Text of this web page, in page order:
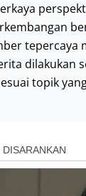
tepercaya
dilakukan
topik